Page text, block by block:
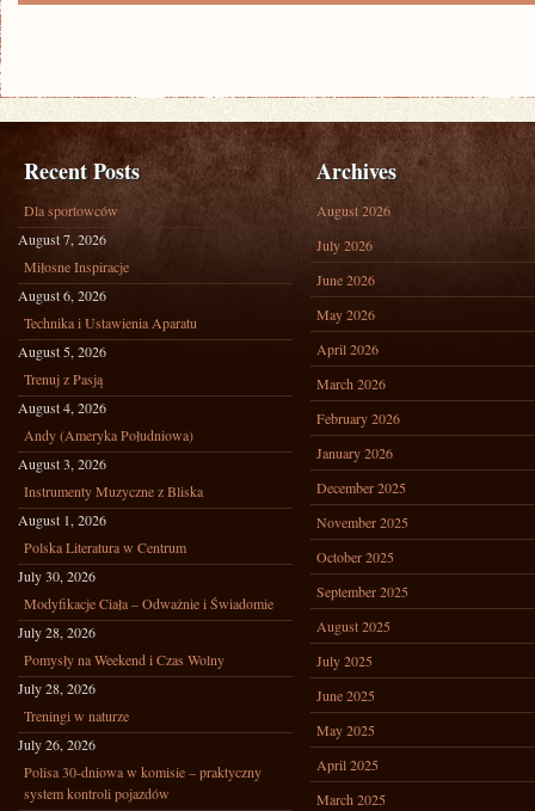
Recent Posts
Dla sportowców
August 7, 2026
Miłosne Inspiracje
August 6, 2026
Technika i Ustawienia Aparatu
August 5, 2026
Trenuj z Pasją
August 4, 2026
Andy (Ameryka Południowa)
August 3, 2026
Instrumenty Muzyczne z Bliska
August 1, 2026
Polska Literatura w Centrum
July 30, 2026
Modyfikacje Ciała – Odważnie i Świadomie
July 28, 2026
Pomysły na Weekend i Czas Wolny
July 28, 2026
Treningi w naturze
July 26, 2026
Polisa 30-dniowa w komisie – praktyczny
system kontroli pojazdów
Archives
August 2026
July 2026
June 2026
May 2026
April 2026
March 2026
February 2026
January 2026
December 2025
November 2025
October 2025
September 2025
August 2025
July 2025
June 2025
May 2025
April 2025
March 2025